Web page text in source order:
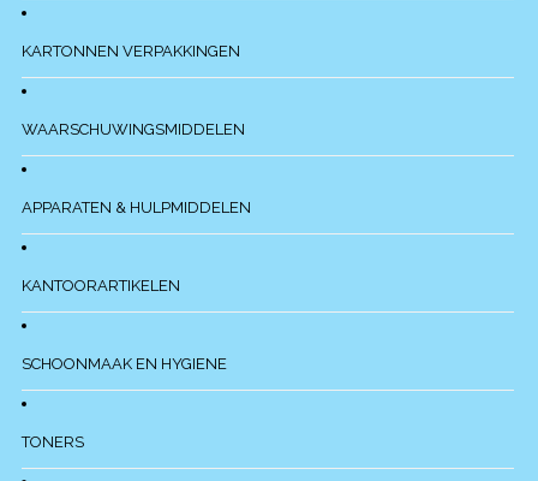
KARTONNEN VERPAKKINGEN
WAARSCHUWINGSMIDDELEN
APPARATEN & HULPMIDDELEN
KANTOORARTIKELEN
SCHOONMAAK EN HYGIENE
TONERS